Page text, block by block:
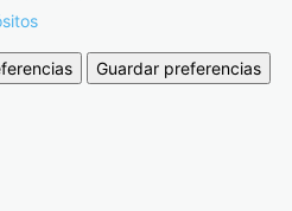
Guardar preferencias